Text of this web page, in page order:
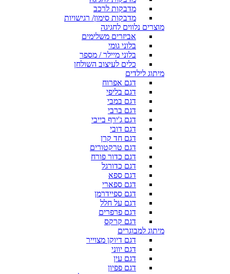
מדבקות לרכב
מדבקות סימון/ רגישויות
מוצרים נלווים לחגיגה
אביזרים משלימים
בלוני גומי
בלוני מיילר / מספר
כלים לעיצוב השולחן
מיתוג לילדים
דגם אפרוח
דגם בליפי
דגם במבי
דגם ברבי
דגם ג'ירף בייבי
דגם דובי
דגם חד קרן
דגם טרקטורים
דגם כדור פורח
דגם כדורגל
דגם ספא
דגם ספארי
דגם ספיידרמן
דגם על חלל
דגם פרפרים
דגם קרקס
מיתוג למבוגרים
דגם דיוקן מצוייר
דגם יווני
דגם עין
דגם פפיון